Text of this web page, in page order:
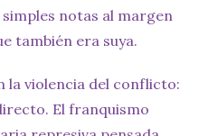
notas al margen
también era suya.
la violencia del conflicto:
El franquismo